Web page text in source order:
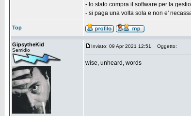
- lo stato compra il software per la
- si paga una volta sola e non e'
Top
GipsytheKid
Semidio
Inviato: 09 Apr 2021 12:51 Oggetto:
wise, unheard, words